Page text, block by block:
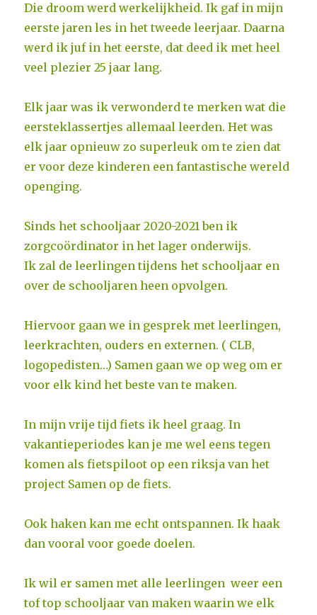
Die droom werd werkelijkheid. Ik gaf in mijn
eerste jaren les in het tweede leerjaar. Daarna
werd ik juf in het eerste, dat deed ik met heel
veel plezier 25 jaar lang.
Elk jaar was ik verwonderd te merken wat die
eersteklassertjes allemaal leerden. Het was
elk jaar opnieuw zo superleuk om te zien dat
er voor deze kinderen een fantastische wereld
openging.
Sinds het schooljaar 2020-2021 ben ik
zorgcoördinator in het lager onderwijs.
Ik zal de leerlingen tijdens het schooljaar en
over de schooljaren heen opvolgen.
Hiervoor gaan we in gesprek met leerlingen,
leerkrachten, ouders en externen. ( CLB,
logopedisten…) Samen gaan we op weg om er
voor elk kind het beste van te maken.
In mijn vrije tijd fiets ik heel graag. In
vakantieperiodes kan je me wel eens tegen
komen als fietspiloot op een riksja van het
project Samen op de fiets.
Ook haken kan me echt ontspannen. Ik haak
dan vooral voor goede doelen.
Ik wil er samen met alle leerlingen weer een
tof top schooljaar van maken waarin we elk